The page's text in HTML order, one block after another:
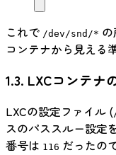
これで /dev/snd/*
コンテナから見える
1.3. LXCコンテナ
LXCの設定ファイル (
スのパススルー設定
番号は 116 だったの